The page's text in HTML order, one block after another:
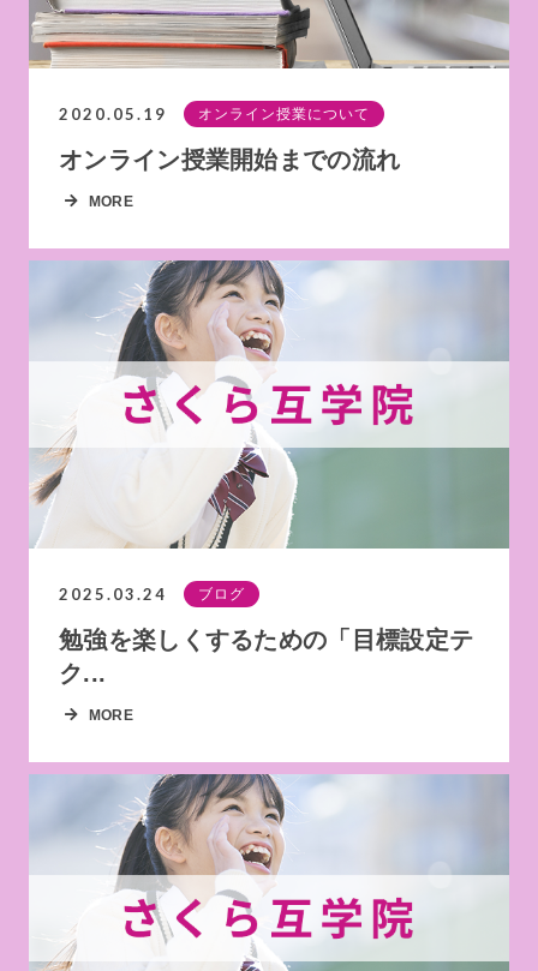
2020.05.19 オンライン授業について
オンライン授業開始までの流れ
MORE
2025.03.24 ブログ
勉強を楽しくするための「目標設定テ
ク...
MORE